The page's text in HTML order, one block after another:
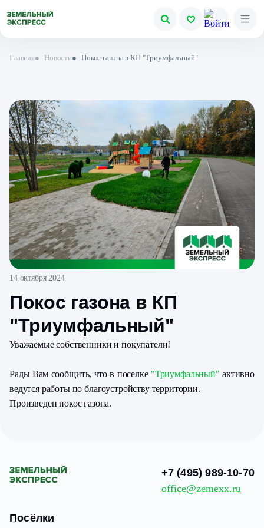
Главная● Новости● Покос газона в КП "Триумфальный"
14 октября 2024
Покос газона в КП
"Триумфальный"
Уважаемые собственники и покупатели!
Рады Вам сообщить, что в поселке "Триумфальный" активно
ведутся работы по благоустройству территории.
Произведен покос газона.
Посёлки
+7 (495) 989-10-70
office@zemexx.ru